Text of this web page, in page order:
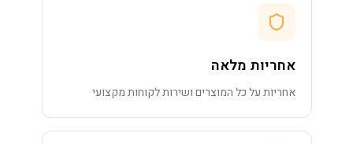
אחריות מלאה
אחריות על כל המוצרים ושירות לקוחות מקצועי